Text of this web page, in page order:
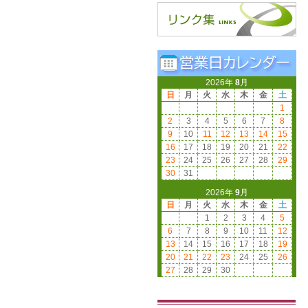
2026年 8月
日
月 火 水 木 金
土
1
2
3 4 5 6 7
8
9
10 11 12 13 14
15
16
17 18 19 20 21
22
23
24 25 26 27 28
29
30
31
2026年 9月
日
月 火 水 木 金
土
1
2 3 4
5
6
7 8 9 10 11
12
13
14 15 16 17 18
19
20
21 22 23 24 25
26
27
28 29 30